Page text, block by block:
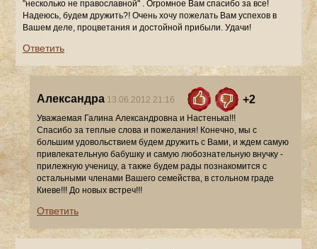
Ответить
Александра 13.06.2012 21:16 +2
Уважаемая Галина Александровна и Настенька!!!
Спасибо за теплые слова и пожелания! Конечно, мы с
большим удовольствием будем дружить с Вами, и ждем самую
привлекательную бабушку и самую любознательную внучку -
прилежную ученицу, а также будем рады познакомится с
остальными членами Вашего семейства, в стольном граде
Киеве!!! До новых встреч!!!
Ответить